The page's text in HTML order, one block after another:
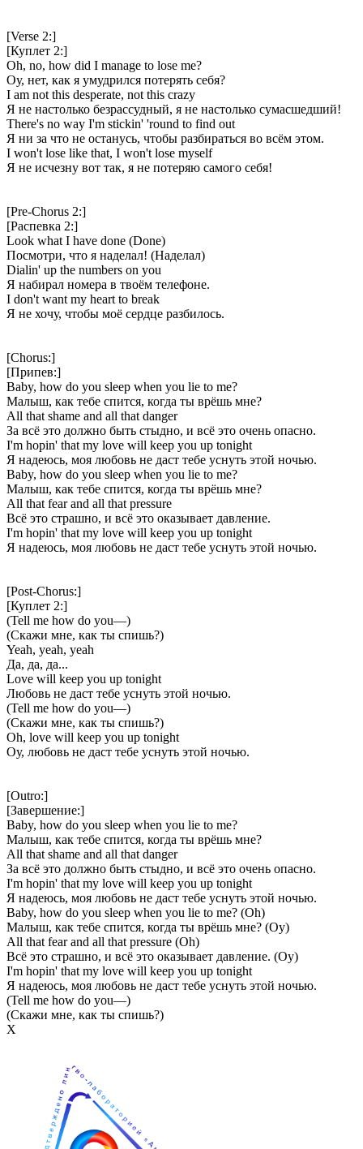
[Verse 2:]
[Куплет 2:]
Oh, no, how did I manage to lose me?
Оу, нет, как я умудрился потерять себя?
I am not this desperate, not this crazy
Я не настолько безрассудный, я не настолько сумасшедший!
There's no way I'm stickin' 'round to find out
Я ни за что не останусь, чтобы разбираться во всём этом.
I won't lose like that, I won't lose myself
Я не исчезну вот так, я не потеряю самого себя!
[Pre-Chorus 2:]
[Распевка 2:]
Look what I have done (Done)
Посмотри, что я наделал! (Наделал)
Dialin' up the numbers on you
Я набирал номера в твоём телефоне.
I don't want my heart to break
Я не хочу, чтобы моё сердце разбилось.
[Chorus:]
[Припев:]
Baby, how do you sleep when you lie to me?
Малыш, как тебе спится, когда ты врёшь мне?
All that shame and all that danger
За всё это должно быть стыдно, и всё это очень опасно.
I'm hopin' that my love will keep you up tonight
Я надеюсь, моя любовь не даст тебе уснуть этой ночью.
Baby, how do you sleep when you lie to me?
Малыш, как тебе спится, когда ты врёшь мне?
All that fear and all that pressure
Всё это страшно, и всё это оказывает давление.
I'm hopin' that my love will keep you up tonight
Я надеюсь, моя любовь не даст тебе уснуть этой ночью.
[Post-Chorus:]
[Куплет 2:]
(Tell me how do you—)
(Скажи мне, как ты спишь?)
Yeah, yeah, yeah
Да, да, да...
Love will keep you up tonight
Любовь не даст тебе уснуть этой ночью.
(Tell me how do you—)
(Скажи мне, как ты спишь?)
Oh, love will keep you up tonight
Оу, любовь не даст тебе уснуть этой ночью.
[Outro:]
[Завершение:]
Baby, how do you sleep when you lie to me?
Малыш, как тебе спится, когда ты врёшь мне?
All that shame and all that danger
За всё это должно быть стыдно, и всё это очень опасно.
I'm hopin' that my love will keep you up tonight
Я надеюсь, моя любовь не даст тебе уснуть этой ночью.
Baby, how do you sleep when you lie to me? (Oh)
Малыш, как тебе спится, когда ты врёшь мне? (Оу)
All that fear and all that pressure (Oh)
Всё это страшно, и всё это оказывает давление. (Оу)
I'm hopin' that my love will keep you up tonight
Я надеюсь, моя любовь не даст тебе уснуть этой ночью.
(Tell me how do you—)
(Скажи мне, как ты спишь?)
Х